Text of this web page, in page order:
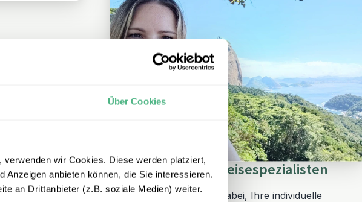
Über Cookies
wir Cookies. Diese werden platziert,
anbieten können, die Sie interessieren.
an Drittanbieter (z.B. soziale Medien) weiter.
Unsere Brasilien-Reisespezialisten
Wir helfen Ihnen gerne dabei, Ihre individuelle